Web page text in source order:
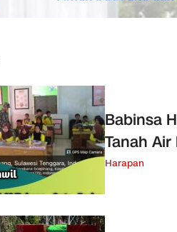
Babinsa
Tanah
Harapan